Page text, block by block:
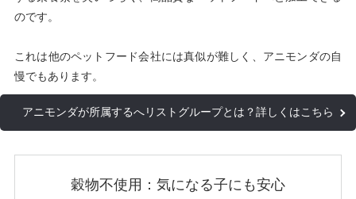
のです。
これは他のペットフード会社には真似が難しく、アニモンダの自
慢でもあります。
アニモンダが所属するへリストグループとは？詳しくはこちら
穀物不使用：気になる子にも安心